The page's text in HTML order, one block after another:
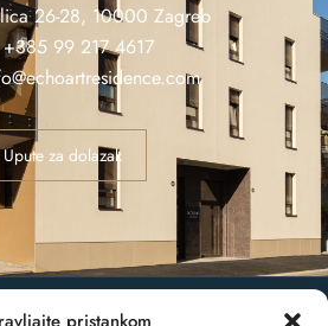
26-28, 10000 Zagreb
+385 99 217 4617
Upute za dolazak